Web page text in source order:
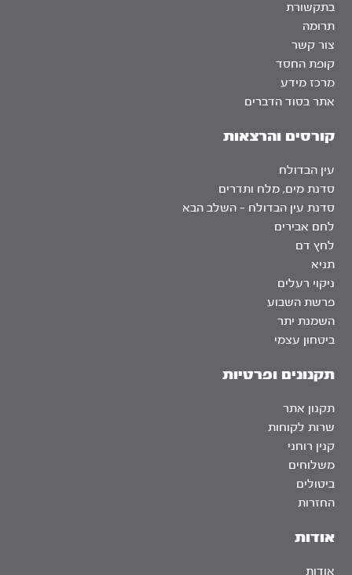
אודות
אודות
בתקשורת
תרומה
צור קשר
קופת החסד
מרכז מידע
אתר בסוד הדברים
קורסים והרצאות
עין הבדולח
סדנת מים, מלח ותדרים
סדנת עין הבדולח – השלב הבא
לחם אבירים
לחץ דם
תניא
ניקוי רעלים
פרשת השבוע
השמנת יתר
ביטחון עצמי
תקנונים ופרטיות
תקנון אתר
שרות לקוחות
קנין רוחני
משלוחים
ביטולים
החזרות